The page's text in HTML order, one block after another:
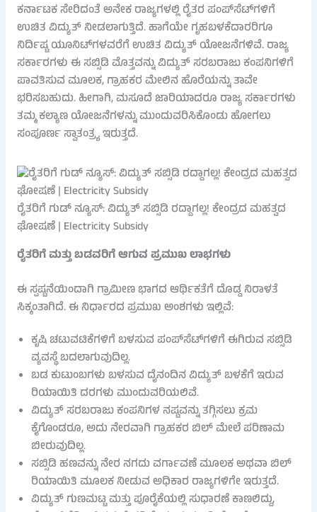
ಕರ್ನಾಟಕ ಸೇರಿದಂತೆ ಅನೇಕ ರಾಜ್ಯಗಳಲ್ಲಿ ರೈತರ ಪಂಪ್‌ಸೆಟ್‌ಗಳಿಗೆ
ಉಚಿತ ವಿದ್ಯುತ್ ನೀಡಲಾಗುತ್ತಿದೆ. ಹಾಗೆಯೇ ಗೃಹಬಳಕೆದಾರರಿಗೂ
ನಿರ್ದಿಷ್ಟ ಯೂನಿಟ್‌ಗಳವರೆಗೆ ಉಚಿತ ವಿದ್ಯುತ್ ಯೋಜನೆಗಳಿವೆ. ರಾಜ್ಯ
ಸರ್ಕಾರಗಳು ಈ ಸಬ್ಸಿಡಿ ಮೊತ್ತವನ್ನು ವಿದ್ಯುತ್ ಸರಬರಾಜು ಕಂಪನಿಗಳಿಗೆ
ಪಾವತಿಸುವ ಮೂಲಕ, ಗ್ರಾಹಕರ ಮೇಲಿನ ಹೊರೆಯನ್ನು ತಾವೇ
ಭರಿಸಬಹುದು. ಹೀಗಾಗಿ, ಮಸೂದೆ ಜಾರಿಯಾದರೂ ರಾಜ್ಯ ಸರ್ಕಾರಗಳು
ತಮ್ಮ ಕಲ್ಯಾಣ ಯೋಜನೆಗಳನ್ನು ಮುಂದುವರಿಸಿಕೊಂಡು ಹೋಗಲು
ಸಂಪೂರ್ಣ ಸ್ವಾತಂತ್ರ್ಯ ಇರುತ್ತದೆ.
ರೈತರಿಗೆ ಗುಡ್ ನ್ಯೂಸ್: ವಿದ್ಯುತ್ ಸಬ್ಸಿಡಿ ರದ್ದಾಗಲ್ಲ! ಕೇಂದ್ರದ ಮಹತ್ವದ
ಘೋಷಣೆ | Electricity Subsidy
ರೈತರಿಗೆ ಮತ್ತು ಬಡವರಿಗೆ ಆಗುವ ಪ್ರಮುಖ ಲಾಭಗಳು
ಈ ಸ್ಪಷ್ಟನೆಯಿಂದಾಗಿ ಗ್ರಾಮೀಣ ಭಾಗದ ಆರ್ಥಿಕತೆಗೆ ದೊಡ್ಡ ನಿರಾಳತೆ
ಸಿಕ್ಕಂತಾಗಿದೆ. ಈ ನಿರ್ಧಾರದ ಪ್ರಮುಖ ಅಂಶಗಳು ಇಲ್ಲಿವೆ:
ಕೃಷಿ ಚಟುವಟಿಕೆಗಳಿಗೆ ಬಳಸುವ ಪಂಪ್‌ಸೆಟ್‌ಗಳಿಗೆ ಈಗಿರುವ ಸಬ್ಸಿಡಿ
ವ್ಯವಸ್ಥೆ ಬದಲಾಗುವುದಿಲ್ಲ.
ಬಡ ಕುಟುಂಬಗಳು ಬಳಸುವ ದೈನಂದಿನ ವಿದ್ಯುತ್ ಬಳಕೆಗೆ ಇರುವ
ರಿಯಾಯಿತಿ ದರಗಳು ಮುಂದುವರಿಯಲಿವೆ.
ವಿದ್ಯುತ್ ಸರಬರಾಜು ಕಂಪನಿಗಳ ನಷ್ಟವನ್ನು ತಗ್ಗಿಸಲು ಕ್ರಮ
ಕೈಗೊಂಡರೂ, ಅದು ನೇರವಾಗಿ ಗ್ರಾಹಕರ ಬಿಲ್ ಮೇಲೆ ಪರಿಣಾಮ
ಬೀರುವುದಿಲ್ಲ.
ಸಬ್ಸಿಡಿ ಹಣವನ್ನು ನೇರ ನಗದು ವರ್ಗಾವಣೆ ಮೂಲಕ ಅಥವಾ ಬಿಲ್
ರಿಯಾಯಿತಿ ಮೂಲಕ ನೀಡುವ ಅಧಿಕಾರ ರಾಜ್ಯಗಳಿಗೇ ಇರುತ್ತದೆ.
ವಿದ್ಯುತ್ ಗುಣಮಟ್ಟ ಮತ್ತು ಪೂರೈಕೆಯಲ್ಲಿ ಸುಧಾರಣೆ ಕಾಣಲಿದ್ದು,